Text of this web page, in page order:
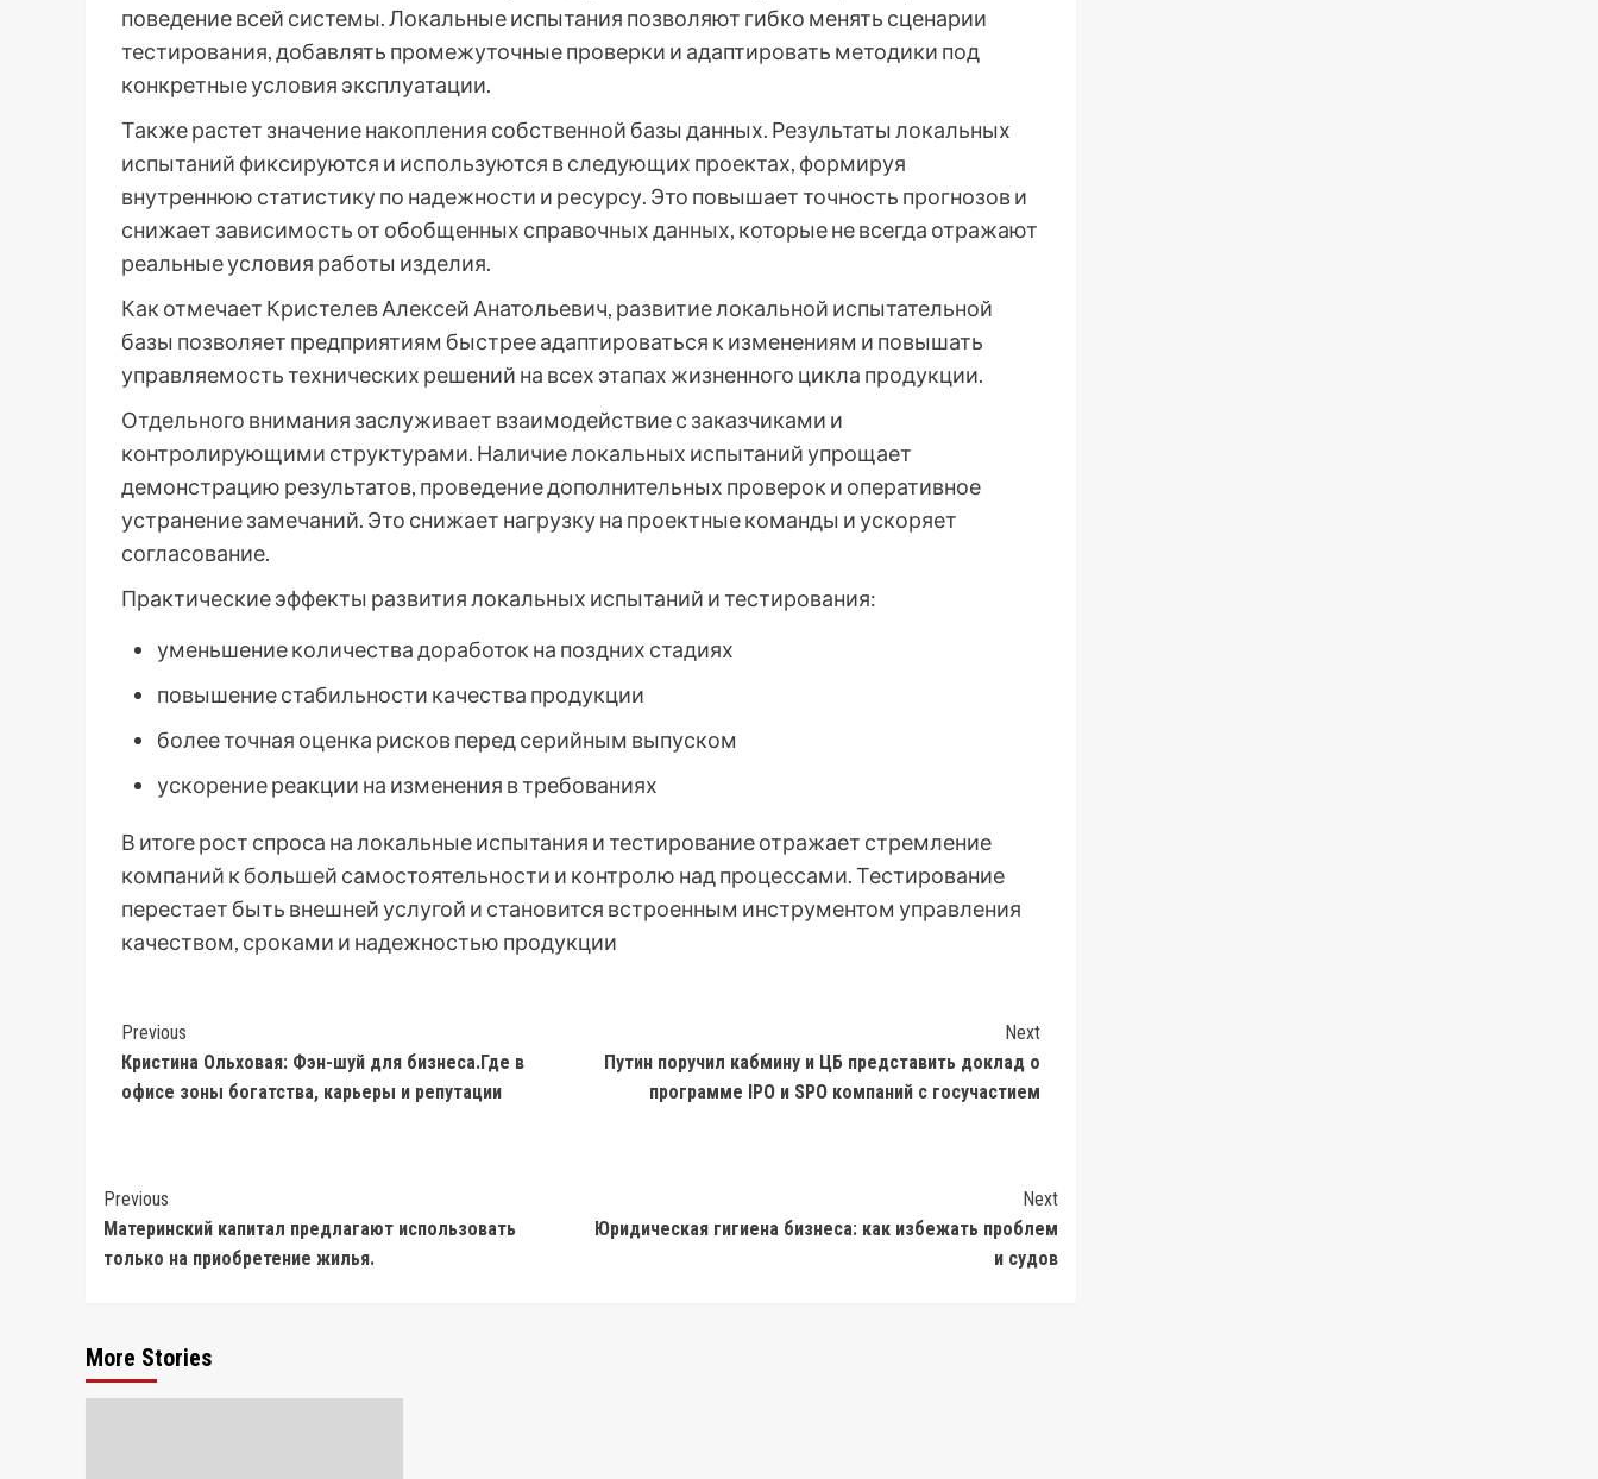
поведение всей системы. Локальные испытания позволяют гибко менять сценарии
тестирования, добавлять промежуточные проверки и адаптировать методики под
конкретные условия эксплуатации.
Также растет значение накопления собственной базы данных. Результаты локальных
испытаний фиксируются и используются в следующих проектах, формируя
внутреннюю статистику по надежности и ресурсу. Это повышает точность прогнозов и
снижает зависимость от обобщенных справочных данных, которые не всегда отражают
реальные условия работы изделия.
Как отмечает Кристелев Алексей Анатольевич, развитие локальной испытательной
базы позволяет предприятиям быстрее адаптироваться к изменениям и повышать
управляемость технических решений на всех этапах жизненного цикла продукции.
Отдельного внимания заслуживает взаимодействие с заказчиками и
контролирующими структурами. Наличие локальных испытаний упрощает
демонстрацию результатов, проведение дополнительных проверок и оперативное
устранение замечаний. Это снижает нагрузку на проектные команды и ускоряет
согласование.
Практические эффекты развития локальных испытаний и тестирования:
уменьшение количества доработок на поздних стадиях
повышение стабильности качества продукции
более точная оценка рисков перед серийным выпуском
ускорение реакции на изменения в требованиях
В итоге рост спроса на локальные испытания и тестирование отражает стремление
компаний к большей самостоятельности и контролю над процессами. Тестирование
перестает быть внешней услугой и становится встроенным инструментом управления
качеством, сроками и надежностью продукции
Post
Navigation
Previous
Кристина Ольховая: Фэн-шуй для бизнеса.Где в
офисе зоны богатства, карьеры и репутации
Next
Путин поручил кабмину и ЦБ представить доклад о
программе IPO и SPO компаний с госучастием
Post
Navigation
Previous
Материнский капитал предлагают использовать
только на приобретение жилья.
Next
Юридическая гигиена бизнеса: как избежать проблем
и судов
More Stories